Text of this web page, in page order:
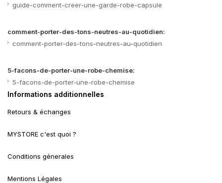
guide-comment-creer-une-garde-robe-capsule
comment-porter-des-tons-neutres-au-quotidien:
comment-porter-des-tons-neutres-au-quotidien
5-facons-de-porter-une-robe-chemise:
5-facons-de-porter-une-robe-chemise
Informations additionnelles
Retours & échanges
MYSTORE c'est quoi ?
Conditions génerales
Mentions Légales